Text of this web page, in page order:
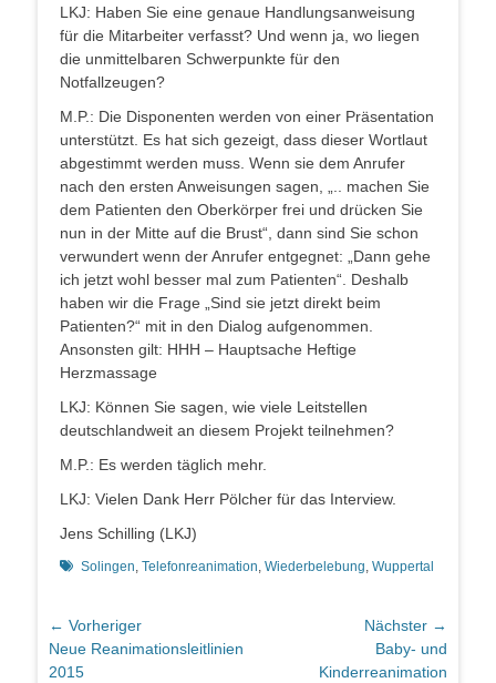
LKJ: Haben Sie eine genaue Handlungsanweisung
für die Mitarbeiter verfasst? Und wenn ja, wo liegen
die unmittelbaren Schwerpunkte für den
Notfallzeugen?
M.P.: Die Disponenten werden von einer Präsentation
unterstützt. Es hat sich gezeigt, dass dieser Wortlaut
abgestimmt werden muss. Wenn sie dem Anrufer
nach den ersten Anweisungen sagen, „.. machen Sie
dem Patienten den Oberkörper frei und drücken Sie
nun in der Mitte auf die Brust“, dann sind Sie schon
verwundert wenn der Anrufer entgegnet: „Dann gehe
ich jetzt wohl besser mal zum Patienten“. Deshalb
haben wir die Frage „Sind sie jetzt direkt beim
Patienten?“ mit in den Dialog aufgenommen.
Ansonsten gilt: HHH – Hauptsache Heftige
Herzmassage
LKJ: Können Sie sagen, wie viele Leitstellen
deutschlandweit an diesem Projekt teilnehmen?
M.P.: Es werden täglich mehr.
LKJ: Vielen Dank Herr Pölcher für das Interview.
Jens Schilling (LKJ)
Schlagworte
Solingen, Telefonreanimation, Wiederbelebung, Wuppertal
Beitragsnavigation
← Vorheriger
Vorheriger
Beitrag:
Neue Reanimationsleitlinien
2015
Nächster →
Baby- und
Kinderreanimation